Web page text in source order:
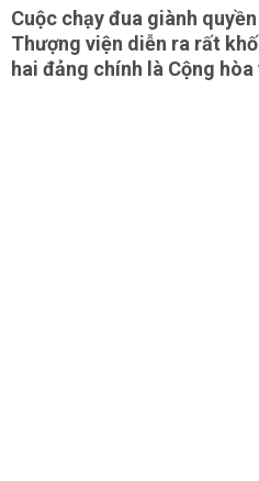
Cuộc chạy đua giành
Thượng viện diễn ra rất
hai đảng chính là Cộng hòa